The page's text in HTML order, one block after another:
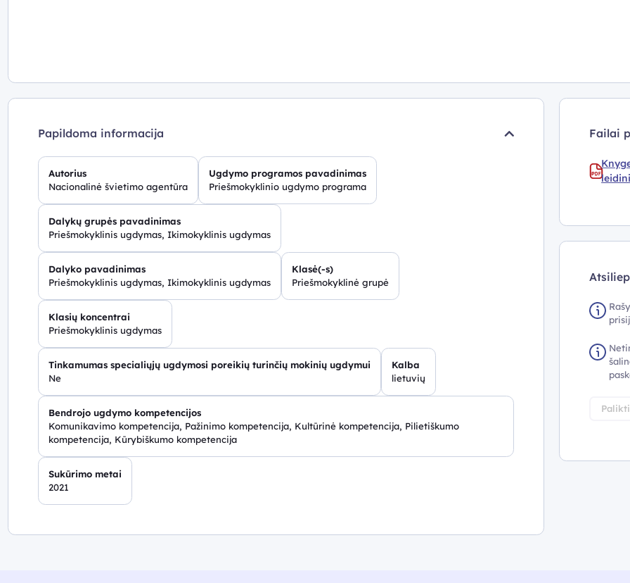
Papildoma informacija
Autorius
Nacionalinė švietimo agentūra
Ugdymo programos pavadinimas
Priešmokyklinio ugdymo programa
Dalykų grupės pavadinimas
Priešmokyklinis ugdymas, Ikimokyklinis ugdymas
Dalyko pavadinimas
Priešmokyklinis ugdymas, Ikimokyklinis ugdymas
Klasė(-s)
Priešmokyklinė grupė
Klasių koncentrai
Priešmokyklinis ugdymas
Tinkamumas specialiųjų ugdymosi poreikių turinčių mokinių ugdymui
Ne
Kalba
lietuvių
Bendrojo ugdymo kompetencijos
Komunikavimo kompetencija, Pažinimo kompetencija, Kultūrinė kompetencija, Pilietiškumo
kompetencija, Kūrybiškumo kompetencija
Sukūrimo metai
2021
Failai